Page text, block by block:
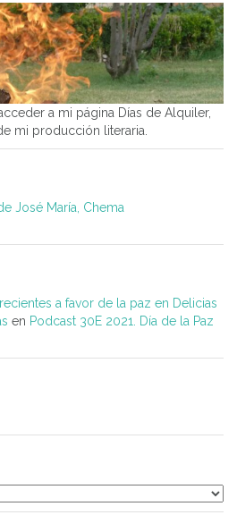
a mi página Días de Alquiler,
mi producción literaria.
José María, Chema
a favor de la paz en Delicias
en Podcast 30E 2021. Día de la Paz